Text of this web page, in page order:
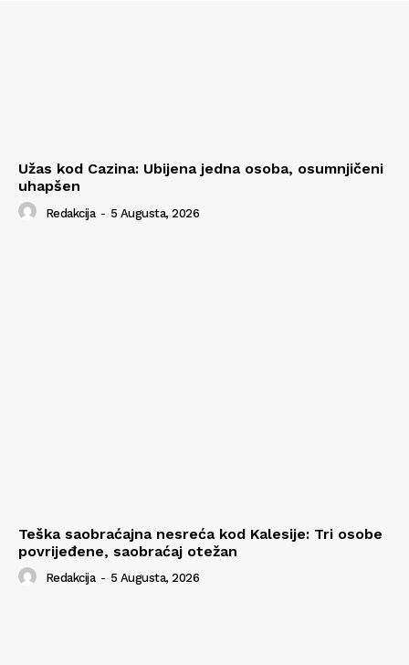
Užas kod Cazina: Ubijena jedna osoba, osumnjičeni
uhapšen
Redakcija - 5 Augusta, 2026
Teška saobraćajna nesreća kod Kalesije: Tri osobe
povrijeđene, saobraćaj otežan
Redakcija - 5 Augusta, 2026